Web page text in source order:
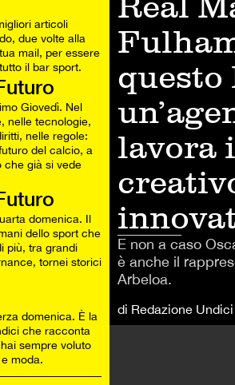
articoli
due volte alla
mail, per essere
il bar sport.
Giovedì. Nel
nelle tecnologie,
nelle regole:
del calcio, a
che già si vede
domenica. Il
dello sport che
più, tra grandi
tornei storici
domenica. È la
che racconta
sempre voluto
moda.
questo
lavora
E non a caso
è anche il
Arbeloa.
di Redazione Undici